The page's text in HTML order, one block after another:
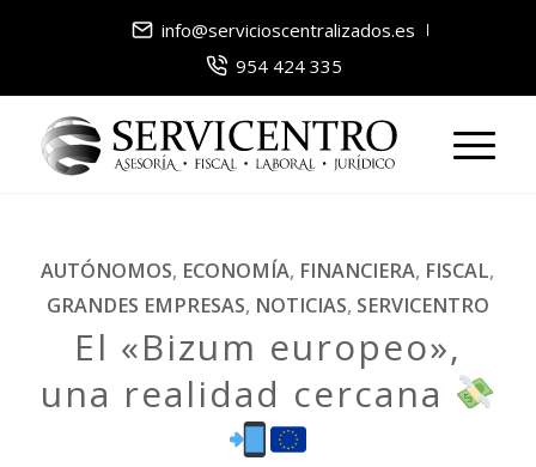
info@servicioscentralizados.es
954 424 335
AUTÓNOMOS, ECONOMÍA, FINANCIERA, FISCAL,
GRANDES EMPRESAS, NOTICIAS, SERVICENTRO
El «Bizum europeo»,
una realidad cercana